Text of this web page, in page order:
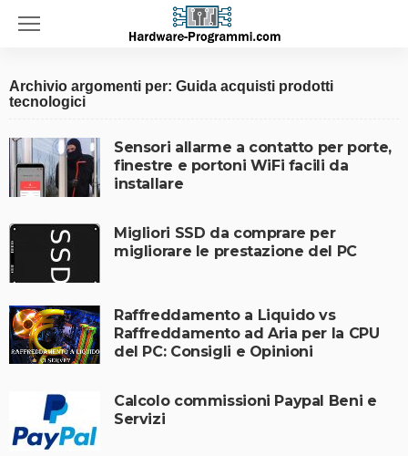
Archivio argomenti per: Guida acquisti prodotti
tecnologici
Sensori allarme a contatto per porte,
finestre e portoni WiFi facili da
installare
Migliori SSD da comprare per
migliorare le prestazione del PC
Raffreddamento a Liquido vs
Raffreddamento ad Aria per la CPU
del PC: Consigli e Opinioni
Calcolo commissioni Paypal Beni e
Servizi